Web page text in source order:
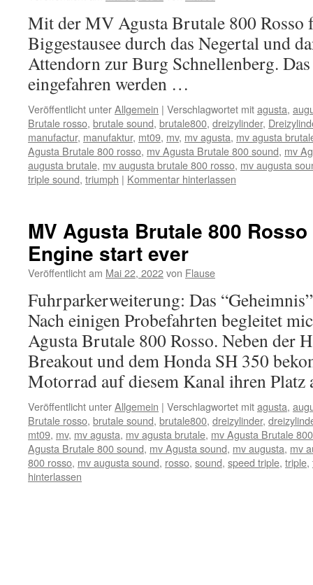
Mit der MV Agusta Brutale 800 Rosso
Biggestausee durch das Negertal und
Attendorn zur Burg Schnellenberg.
eingefahren werden …
Veröffentlicht unterAllgemein | Verschlagwortet mitagusta,
Brutale rosso, brutale sound, brutale800, dreizylinder,
manufactur, manufaktur, mt09, mv, mv agusta, mv agusta
Agusta Brutale 800 rosso, mv Agusta Brutale 800 sound, mv
augusta brutale, mv augusta brutale 800 rosso, mv augusta
triple sound, triumph | Kommentar hinterlassen
MV Agusta Brutale 800
Engine start ever
Veröffentlicht am Mai 22, 2022von Flause
Fuhrparkerweiterung: Das
Nach einigen Probefahrten begleitet
Agusta Brutale 800 Rosso. Neben der
Breakout und dem Honda SH 350
Motorrad auf diesem Kanal ihren
Veröffentlicht unterAllgemein | Verschlagwortet mitagusta,
Brutale rosso, brutale sound, brutale800, dreizylinder,
mt09, mv, mv agusta, mv agusta brutale, mv Agusta Brutale 800
Agusta Brutale 800 sound, mv Agusta sound, mv augusta, mv
800 rosso, mv augusta sound, rosso, sound, speed triple, triple,
hinterlassen